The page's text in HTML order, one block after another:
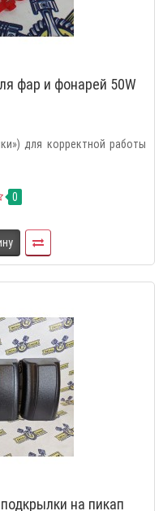
фар и фонарей 50W
для корректной работы
0
на пикап